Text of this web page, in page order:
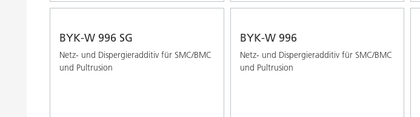
BYK-W 996 SG
Netz- und Dispergieradditiv für SMC/BMC
und Pultrusion
BYK-W 996
Netz- und Dispergieradditiv für SMC/BMC
und Pultrusion